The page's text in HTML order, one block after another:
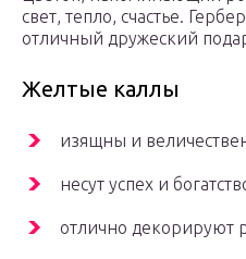
свет, тепло, счастье.
отличный дружеский
Желтые каллы
изящны и
несут успех и
отлично декорируют